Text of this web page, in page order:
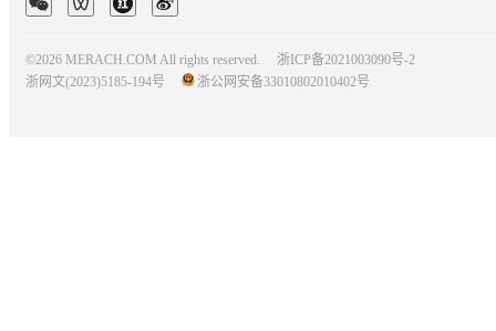
©2026 MERACH.COM All rights reserved.
浙ICP备2021003090号-2
浙网文(2023)5185-194号
浙公网安备33010802010402号